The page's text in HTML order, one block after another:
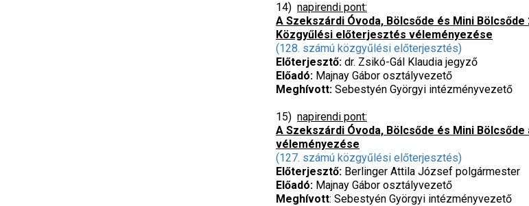
14) napirendi pont:
A Szekszárdi Óvoda, Bölcsőde és Mini
Közgyűlési előterjesztés véleményezése
(128. számú közgyűlési előterjesztés)
Előterjesztő: dr. Zsikó-Gál Klaudia jegyző
Előadó: Majnay Gábor osztályvezető
Meghívott: Sebestyén Györgyi intézményvezető
15) napirendi pont:
A Szekszárdi Óvoda, Bölcsőde és Mini
véleményezése
(127. számú közgyűlési előterjesztés)
Előterjesztő: Berlinger Attila József polgármester
Előadó: Majnay Gábor osztályvezető
Meghívott: Sebestyén Györgyi intézményvezető